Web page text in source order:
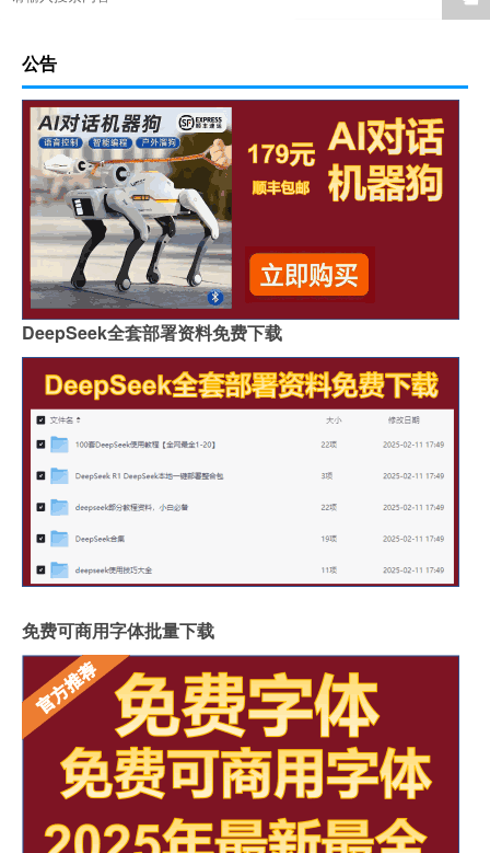
公告
DeepSeek全套部署资料免费下载
免费可商用字体批量下载